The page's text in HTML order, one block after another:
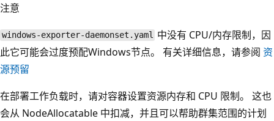
注意
windows-exporter-daemonset.yaml 中没有 CPU/内存限制，因
此它可能会过度预配Windows节点。 有关详细信息，请参阅 资
源预留
在部署工作负载时，请对容器设置资源内存和 CPU 限制。 这也
会从 NodeAllocatable 中扣减，并且可以帮助群集范围的计划